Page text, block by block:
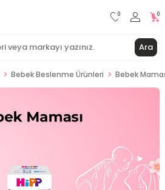
Ara
0 0
Bebek Beslenme Ürünleri Bebek